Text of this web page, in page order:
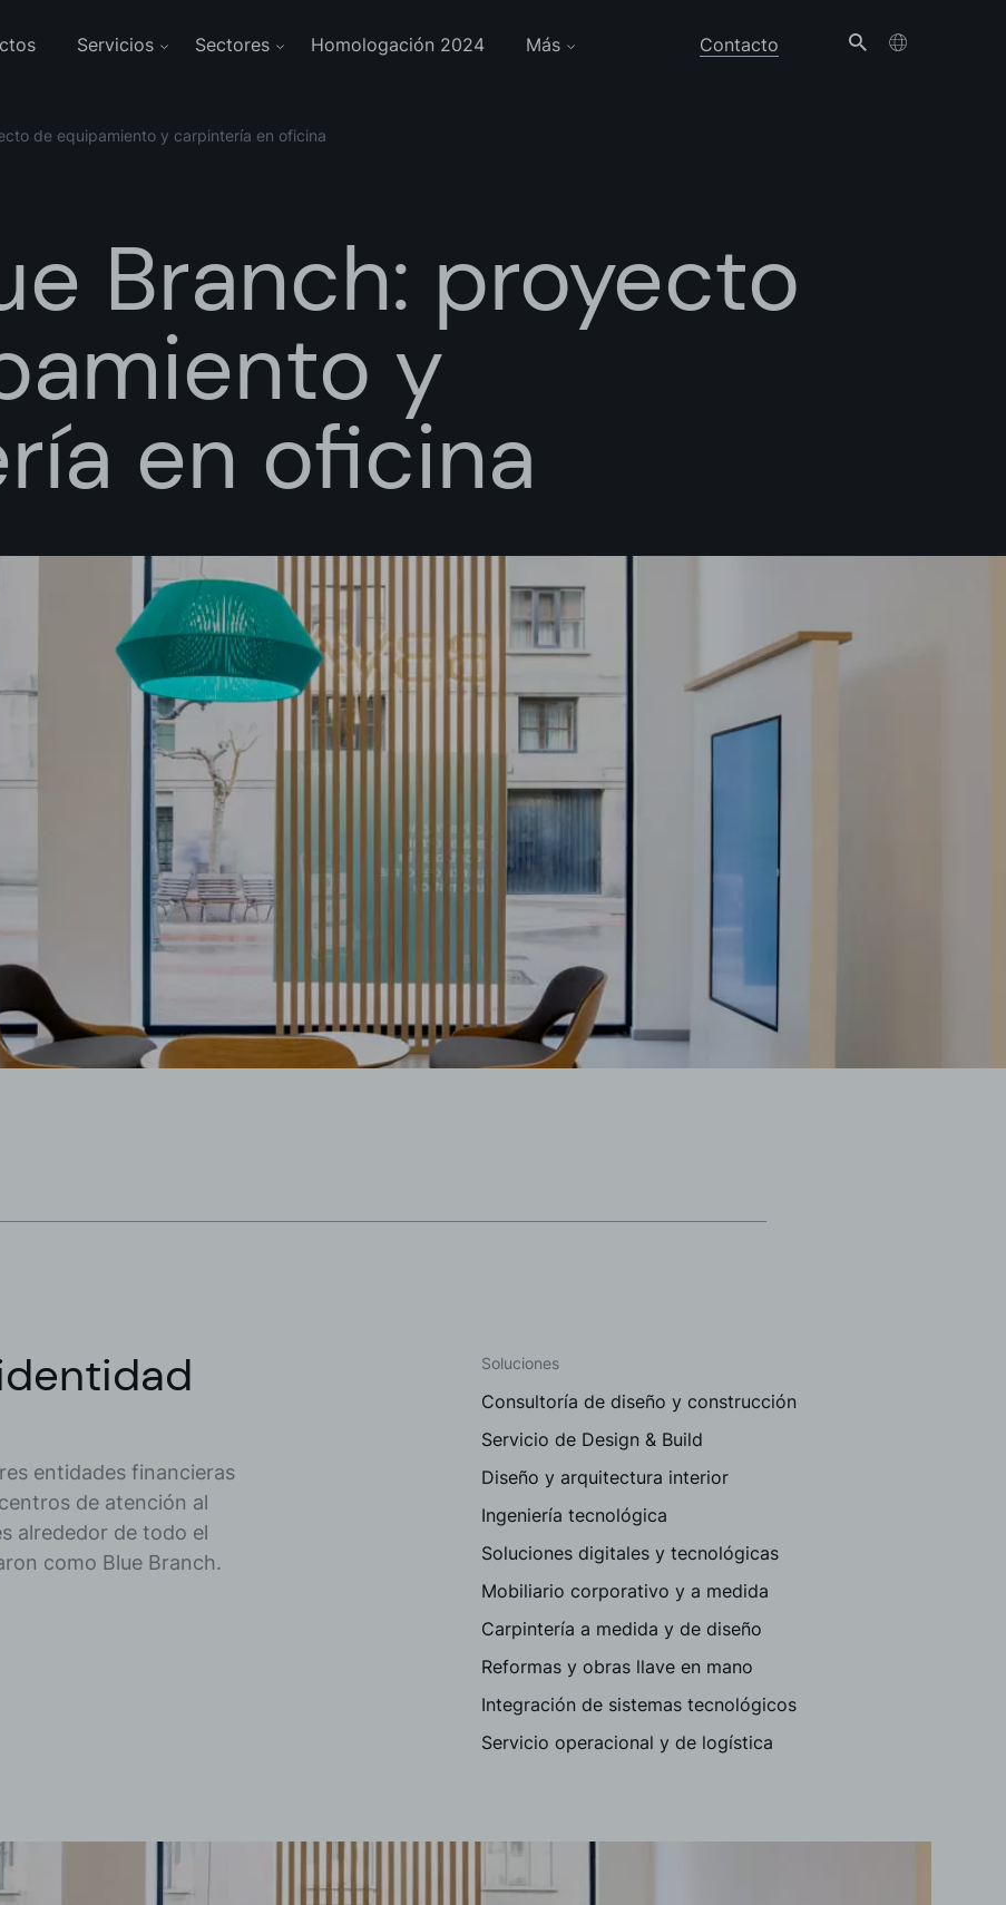
Contacto
Servicios Sectores Homologación 2024 Más
de equipamiento y carpintería en oficina
Branch: proyecto
y
en oficina
entidades financieras
de atención al
alrededor de todo el
como Blue Branch.
Soluciones
Consultoría de diseño y construcción
Servicio de Design & Build
Diseño y arquitectura interior
Ingeniería tecnológica
Soluciones digitales y tecnológicas
Mobiliario corporativo y a medida
Carpintería a medida y de diseño
Reformas y obras llave en mano
Integración de sistemas tecnológicos
Servicio operacional y de logística